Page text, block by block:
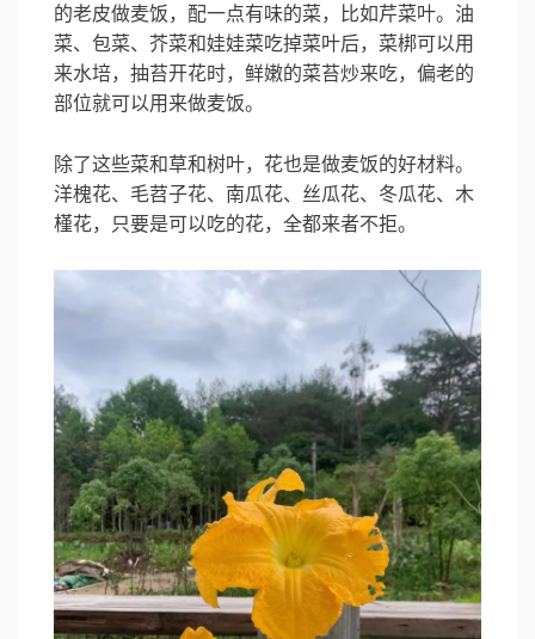
的老皮做麦饭，配一点有味的菜，比如芹菜叶。油
菜、包菜、芥菜和娃娃菜吃掉菜叶后，菜梆可以用
来水培，抽苔开花时，鲜嫩的菜苔炒来吃，偏老的
部位就可以用来做麦饭。
除了这些菜和草和树叶，花也是做麦饭的好材料。
洋槐花、毛苕子花、南瓜花、丝瓜花、冬瓜花、木
槿花，只要是可以吃的花，全都来者不拒。